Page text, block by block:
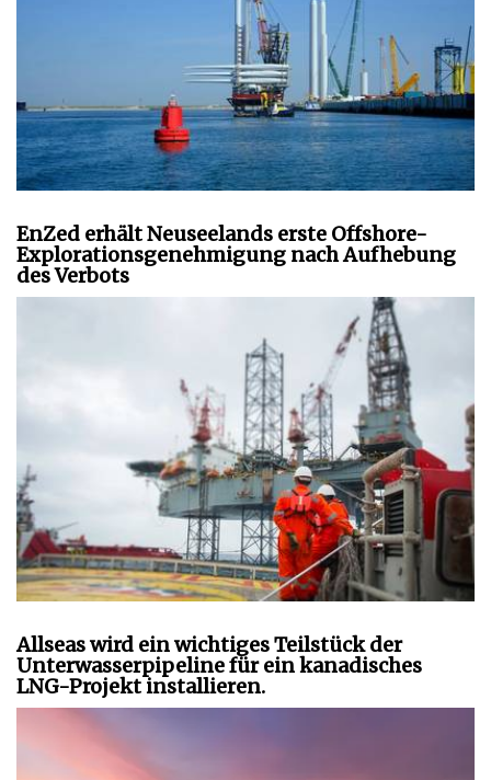
EnZed erhält Neuseelands erste Offshore-
Explorationsgenehmigung nach Aufhebung
des Verbots
Allseas wird ein wichtiges Teilstück der
Unterwasserpipeline für ein kanadisches
LNG-Projekt installieren.